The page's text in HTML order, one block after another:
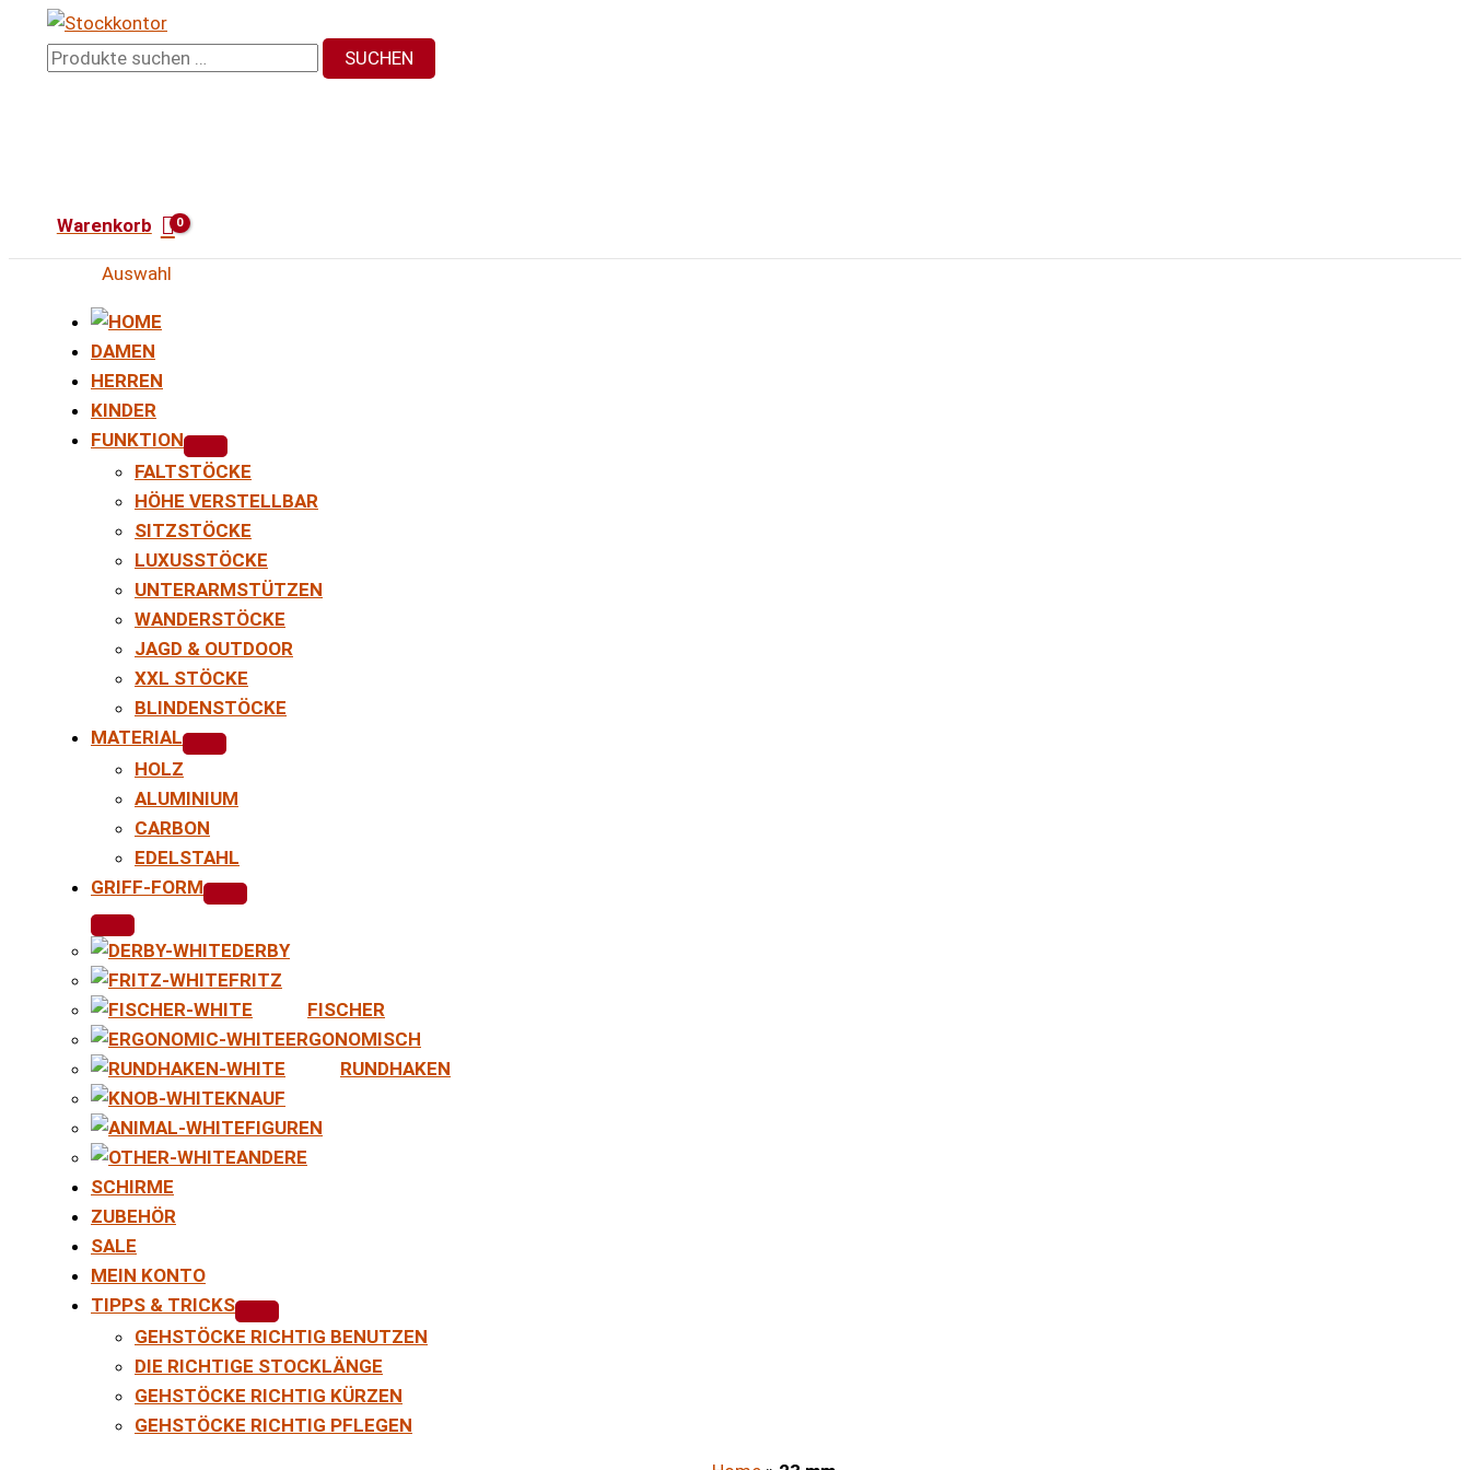
InhaltSuchen
SUCHEN
Warenkorb
Auswahl
DAMEN
HERREN
KINDER
FUNKTION
FALTSTÖCKE
HÖHE VERSTELLBAR
SITZSTÖCKE
LUXUSSTÖCKE
UNTERARMSTÜTZEN
WANDERSTÖCKE
JAGD & OUTDOOR
XXL STÖCKE
BLINDENSTÖCKE
MATERIAL
HOLZ
ALUMINIUM
CARBON
EDELSTAHL
GRIFF-FORM
DERBY
FRITZ
FISCHER
ERGONOMISCH
RUNDHAKEN
KNAUF
FIGUREN
ANDERE
SCHIRME
ZUBEHÖR
SALE
MEIN KONTO
TIPPS & TRICKS
GEHSTÖCKE RICHTIG BENUTZEN
DIE RICHTIGE STOCKLÄNGE
GEHSTÖCKE RICHTIG KÜRZEN
GEHSTÖCKE RICHTIG PFLEGEN